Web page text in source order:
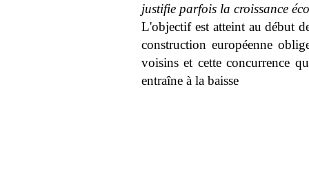
justifie parfois la croissance
L'objectif est atteint au début
construction européenne
voisins et cette concurrence
entraîne à la baisse